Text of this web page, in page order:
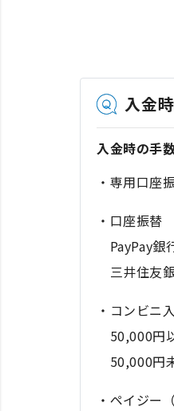
入金
入金時の手
・専用口座
・口座振替
PayPay銀
三井住友
・コンビニ
50,000円
50,000円
・ペイジー